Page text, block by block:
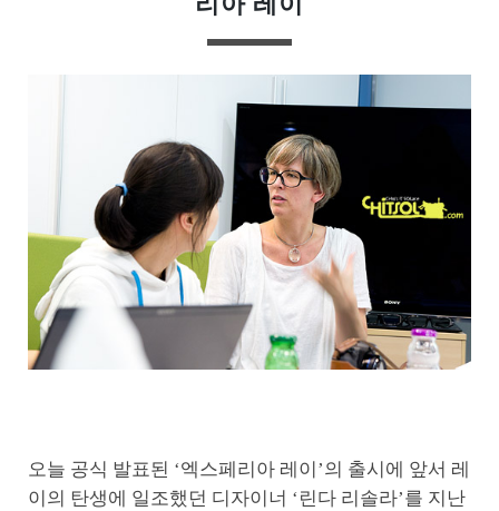
오늘 공식 발표된 ‘엑스페리아 레이’의 출시에 앞서 레
이의 탄생에 일조했던 디자이너 ‘린다 리솔라’를 지난